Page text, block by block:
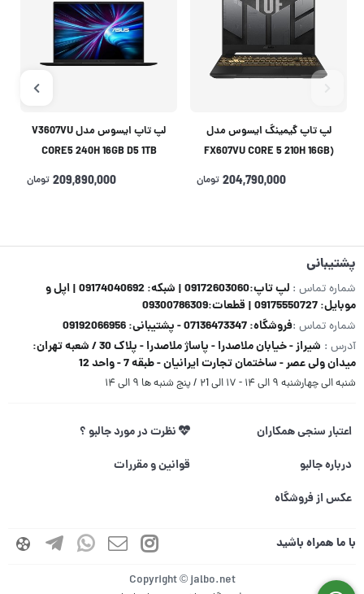
لپ تاپ گیمینگ ایسوس مدل
(FX607VU CORE 5 210H 16GB
512 SSD 6GB(RTX4050
204,790,000 تومان
لپ تاپ ایسوس مدل V3607VU
CORE5 240H 16GB D5 1TB
6GB(RTX4050)
209,890,000 تومان
پشتیبانی
شماره تماس :
لپ تاپ:09172603060 | شبکه: 09174040692 | اپل و
موبایل: 09175550727 | قطعات:09300786309
شماره تماس :فروشگاه: 07136473347 - پشتیبانی: 09192066956
آدرس :
شیراز - خیابان ملاصدرا - پاساژ ملاصدرا - پلاک 30 / شعبه تهران:
میدان ولی عصر - ساختمان تجارت ایرانیان - طبقه 7 - واحد 12
شنبه الی چهارشنبه ۹ الی ۱۴ - ۱۷ الی ۲1 / پنج شنبه ها ۹ الی ۱۴
اعتبار سنجی همکاران
نظرت در مورد جالبو ؟
درباره جالبو
قوانین و مقررات
عکس از فروشگاه
با ما همراه باشید
Copyright © jalbo.net